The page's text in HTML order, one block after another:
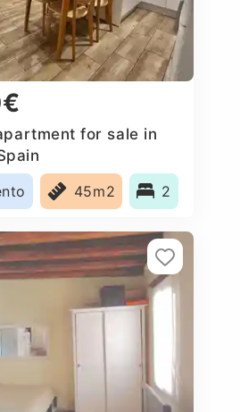
for sale in
45m2 2